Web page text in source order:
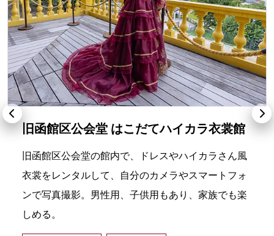
旧函館区公会堂 はこだてハイカラ衣裳館
旧函館区公会堂の館内で、ドレスやハイカラさん風
衣裳をレンタルして、自分のカメラやスマートフォ
ンで写真撮影。男性用、子供用もあり、家族でも楽
しめる。